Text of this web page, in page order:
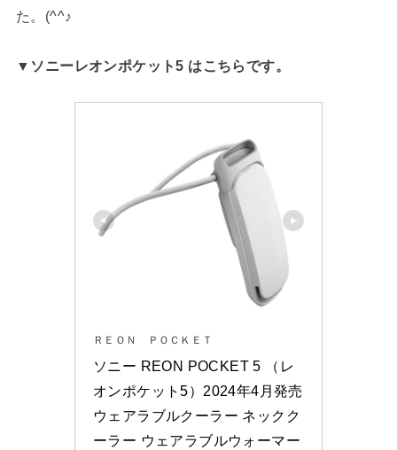
た。(^^♪
▼ソニーレオンポケット5 はこちらです。
ＲＥＯＮ ＰＯＣＫＥＴ
ソニー REON POCKET 5 （レ
オンポケット5）2024年4月発売
ウェアラブルクーラー ネックク
ーラー ウェアラブルウォーマー